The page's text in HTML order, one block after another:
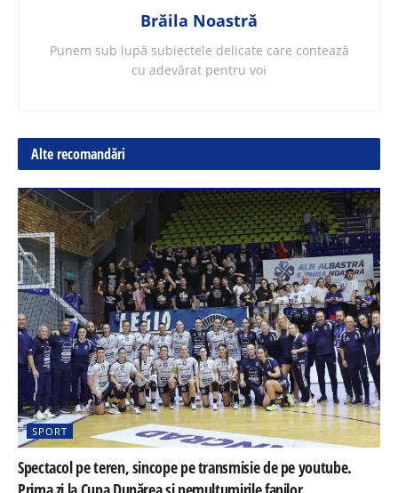
Brăila Noastră
Punem sub lupă subiectele delicate care contează
cu adevărat pentru voi
Alte recomandări
SPORT
Spectacol pe teren, sincope pe transmisie de pe youtube.